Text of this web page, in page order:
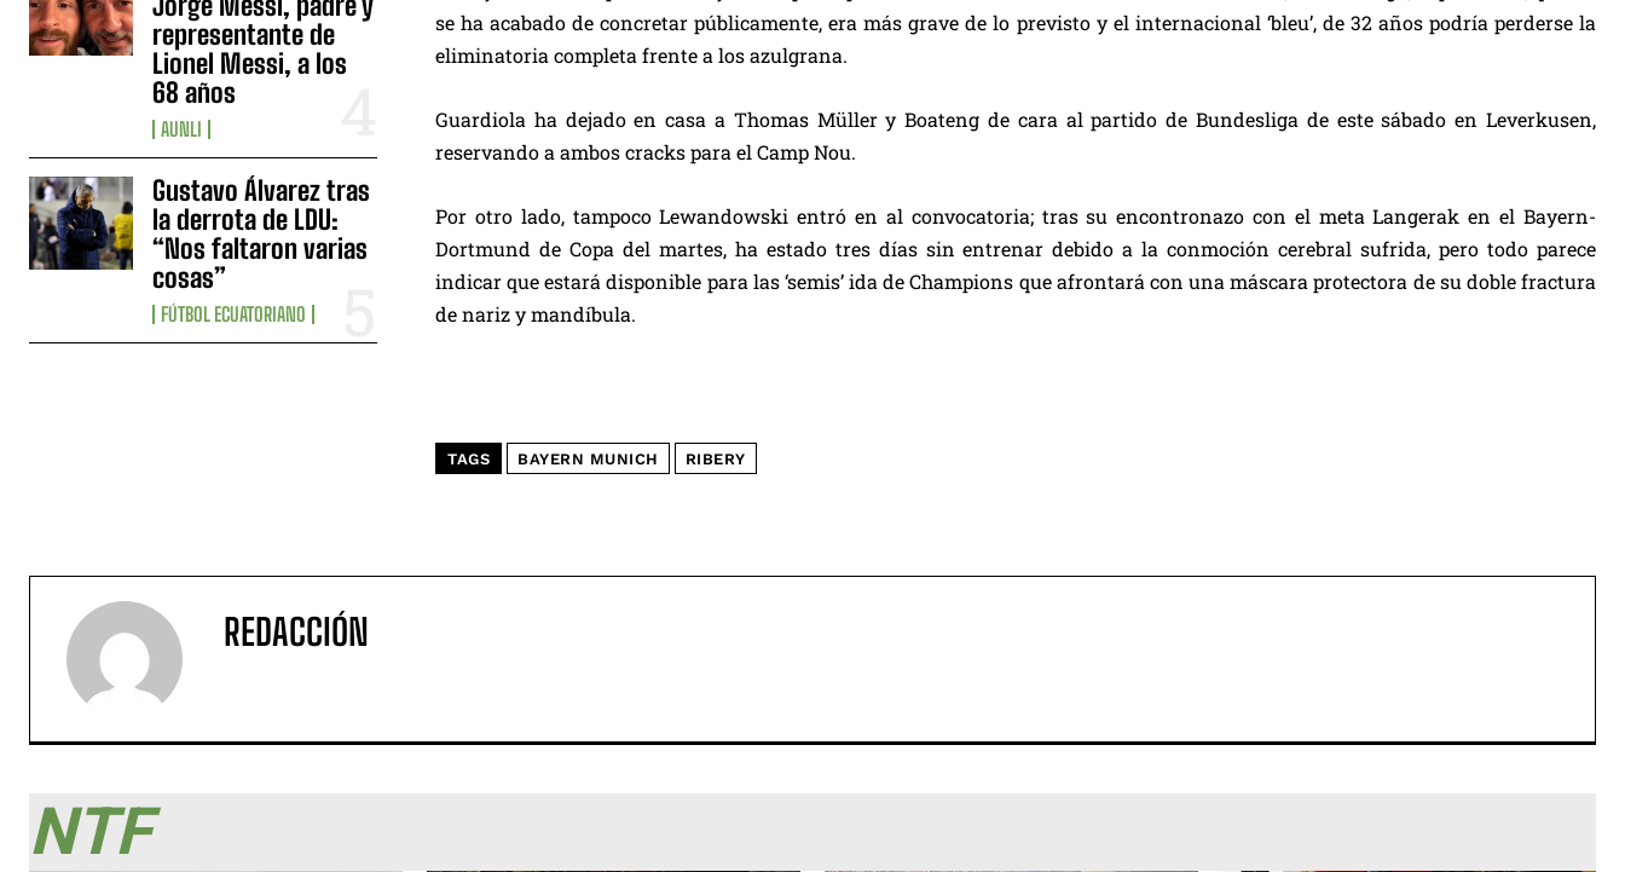
representante de
Lionel Messi, a los
68 años
AUNLI
Gustavo Álvarez tras
la derrota de LDU:
“Nos faltaron varias
cosas”
FÚTBOL ECUATORIANO
se ha acabado de concretar públicamente, era más grave de lo previsto y el internacional ‘bleu’, de 32 años podría perderse la
eliminatoria completa frente a los azulgrana.
Guardiola ha dejado en casa a Thomas Müller y Boateng de cara al partido de Bundesliga de este sábado en Leverkusen,
reservando a ambos cracks para el Camp Nou.
Por otro lado, tampoco Lewandowski entró en al convocatoria; tras su encontronazo con el meta Langerak en el Bayern-
Dortmund de Copa del martes, ha estado tres días sin entrenar debido a la conmoción cerebral sufrida, pero todo parece
indicar que estará disponible para las ‘semis’ ida de Champions que afrontará con una máscara protectora de su doble fractura
de nariz y mandíbula.
TAGS BAYERN MUNICH RIBERY
REDACCIÓN
NTF